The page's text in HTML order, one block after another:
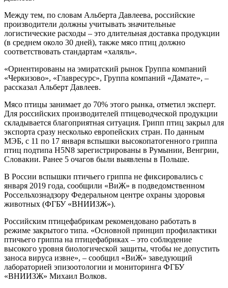
Между тем, по словам Альберта Давлеева, российские
производители должны учитывать значительные
логистические расходы – это длительная доставка продукции
(в среднем около 30 дней), также мясо птиц должно
соответствовать стандартам «халяль».
«Ориентированы на эмиратский рынок Группа компаний
«Черкизово», «Главресурс», Группа компаний «Дамате», –
рассказал Альберт Давлеев.
Мясо птицы занимает до 70% этого рынка, отметил эксперт.
Для российских производителей птицеводческой продукции
складывается благоприятная ситуация. Грипп птиц закрыл для
экспорта сразу несколько европейских стран. По данным
МЭБ, с 11 по 17 января вспышки высокопатогенного гриппа
птиц подтипа H5N8 зарегистрированы в Румынии, Венгрии,
Словакии. Ранее 5 очагов были выявлены в Польше.
В России вспышки птичьего гриппа не фиксировались с
января 2019 года, сообщили «ВиЖ» в подведомственном
Россельхознадзору Федеральном центре охраны здоровья
животных (ФГБУ «ВНИИЗЖ»).
Российским птицефабрикам рекомендовано работать в
режиме закрытого типа. «Основной принцип профилактики
птичьего гриппа на птицефабриках – это соблюдение
высокого уровня биологической защиты, чтобы не допустить
заноса вируса извне», – сообщил «ВиЖ» заведующий
лабораторией эпизоотологии и мониторинга ФГБУ
«ВНИИЗЖ» Михаил Волков.